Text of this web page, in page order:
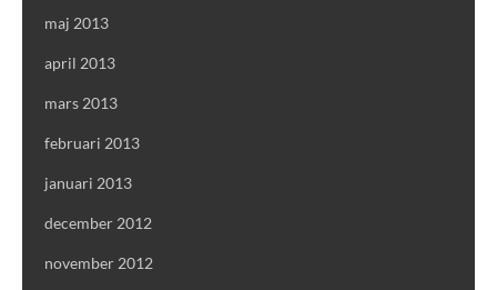
maj 2013
april 2013
mars 2013
februari 2013
januari 2013
december 2012
november 2012